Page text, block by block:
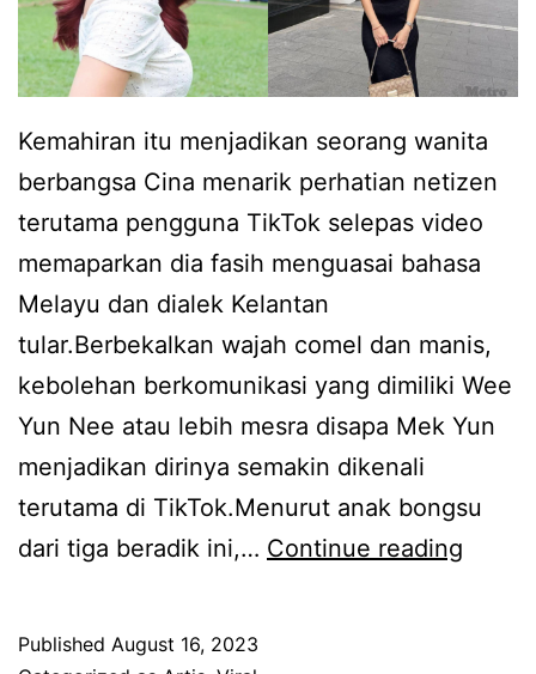
Kemahiran itu menjadikan seorang wanita
berbangsa Cina menarik perhatian netizen
terutama pengguna TikTok selepas video
memaparkan dia fasih menguasai bahasa
Melayu dan dialek Kelantan
tular.Berbekalkan wajah comel dan manis,
kebolehan berkomunikasi yang dimiliki Wee
Yun Nee atau lebih mesra disapa Mek Yun
menjadikan dirinya semakin dikenali
terutama di TikTok.Menurut anak bongsu
dari tiga beradik ini,… Continue reading
Published August 16, 2023